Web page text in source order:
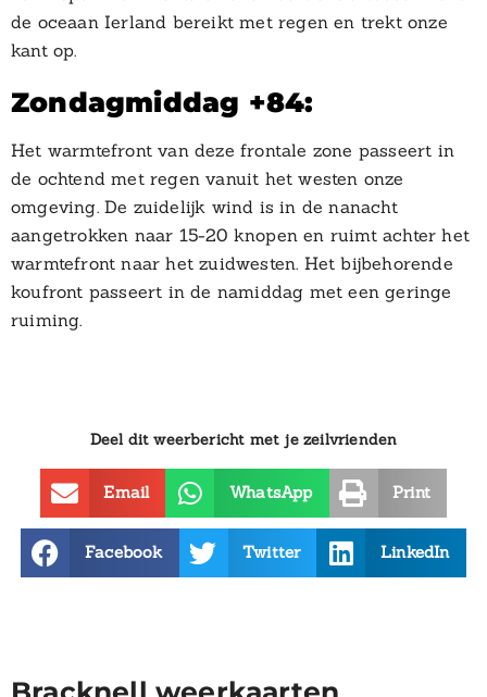
de oceaan Ierland bereikt met regen en trekt onze
kant op.
Zondagmiddag +84:
Het warmtefront van deze frontale zone passeert in
de ochtend met regen vanuit het westen onze
omgeving. De zuidelijk wind is in de nanacht
aangetrokken naar 15-20 knopen en ruimt achter het
warmtefront naar het zuidwesten. Het bijbehorende
koufront passeert in de namiddag met een geringe
ruiming.
Deel dit weerbericht met je zeilvrienden
Email WhatsApp Print
Facebook Twitter LinkedIn